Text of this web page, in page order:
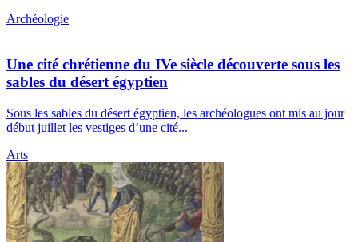
Archéologie
Une cité chrétienne du IVe siècle découverte sous les
sables du désert égyptien
Sous les sables du désert égyptien, les archéologues ont mis au jour
début juillet les vestiges d’une cité...
Arts